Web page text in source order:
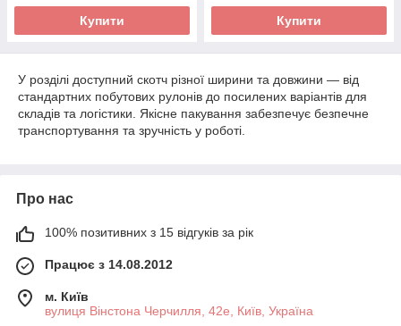
Купити Купити
У розділі доступний скотч різної ширини та довжини — від
стандартних побутових рулонів до посилених варіантів для
складів та логістики. Якісне пакування забезпечує безпечне
транспортування та зручність у роботі.
Про нас
100% позитивних з 15 відгуків за рік
Працює з 14.08.2012
м. Київ
вулиця Вінстона Черчилля, 42е, Київ, Україна